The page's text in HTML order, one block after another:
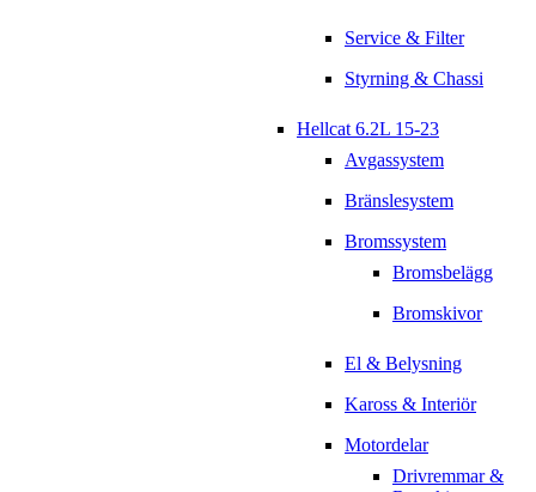
Service & Filter
Styrning & Chassi
Hellcat 6.2L 15-23
Avgassystem
Bränslesystem
Bromssystem
Bromsbelägg
Bromskivor
El & Belysning
Kaross & Interiör
Motordelar
Drivremmar &